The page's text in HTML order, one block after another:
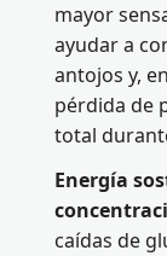
mayor
ayudar a
antojos y,
pérdida de
total
Energía
caídas de